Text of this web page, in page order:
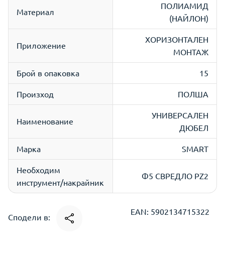
Материал
ПОЛИАМИД
(НАЙЛОН)
Приложение
ХОРИЗОНТАЛЕН
МОНТАЖ
Брой в опаковка 15
Произход ПОЛША
Наименование
УНИВЕРСАЛЕН
ДЮБЕЛ
Марка SMART
Необходим
инструмент/накрайник
Ф5 СВРЕДЛО PZ2
Сподели в:
EAN: 5902134715322